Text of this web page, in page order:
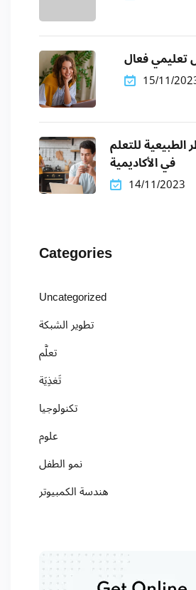
تعليمي فعال
15/11/
للتعلم
في الأكاديمية
14/11/2023
Categories
Uncategorized
تطوير الشبكة
تعلُّم
تَغذِيَة
تكنولوجيا
علوم
نمو الطفل
هندسة الكمبيوتر